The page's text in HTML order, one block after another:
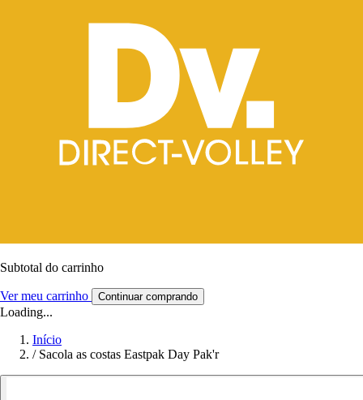
Subtotal do carrinho
Ver meu carrinho Continuar comprando
Loading...
Início
/ Sacola as costas Eastpak Day Pak'r